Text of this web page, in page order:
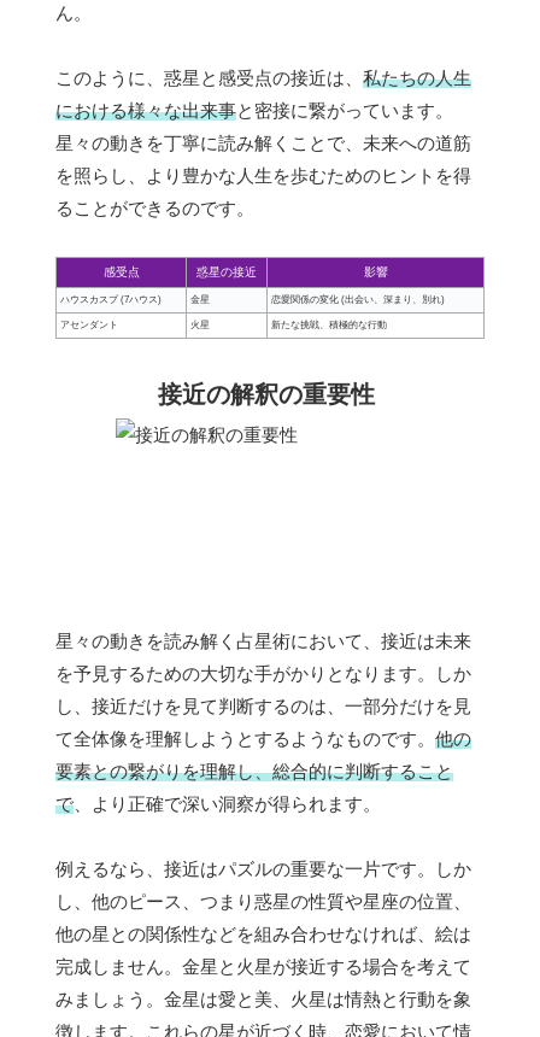
ん。
このように、惑星と感受点の接近は、 私たちの人生
における様々な出来事と密接に繋がっています。
星々の動きを丁寧に読み解くことで、未来への道筋
を照らし、より豊かな人生を歩むためのヒントを得
ることができるのです。
感受点 惑星の接近 影響
ハウスカスプ (7ハウス) 金星 恋愛関係の変化 (出会い、深まり、別れ)
アセンダント 火星 新たな挑戦、積極的な行動
接近の解釈の重要性
星々の動きを読み解く占星術において、接近は未来
を予見するための大切な手がかりとなります。しか
し、接近だけを見て判断するのは、一部分だけを見
て全体像を理解しようとするようなものです。 他の
要素との繋がりを理解し、総合的に判断すること
で 、より正確で深い洞察が得られます。
例えるなら、接近はパズルの重要な一片です。しか
し、他のピース、つまり惑星の性質や星座の位置、
他の星との関係性などを組み合わせなければ、絵は
完成しません。金星と火星が接近する場合を考えて
みましょう。金星は愛と美、火星は情熱と行動を象
徴します。これらの星が近づく時、恋愛において情